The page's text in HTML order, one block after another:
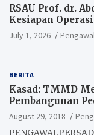
RSAU Prof. dr.
Kesiapan
Andal
July 1, 2026
BERITA
Kasad: TMMD
Pembangunan
August 29, 2018